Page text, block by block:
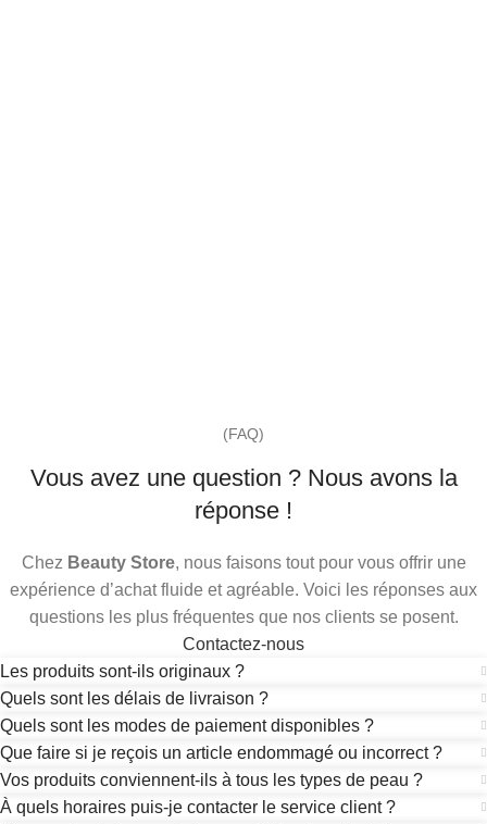
(FAQ)
Vous avez une question ? Nous avons la
réponse !
Chez Beauty Store, nous faisons tout pour vous offrir une
expérience d’achat fluide et agréable. Voici les réponses aux
questions les plus fréquentes que nos clients se posent.
Contactez-nous
Les produits sont-ils originaux ?
Quels sont les délais de livraison ?
Quels sont les modes de paiement disponibles ?
Que faire si je reçois un article endommagé ou incorrect ?
Vos produits conviennent-ils à tous les types de peau ?
À quels horaires puis-je contacter le service client ?